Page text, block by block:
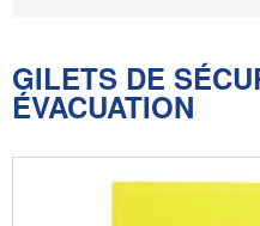
GILETS DE
ÉVACUATION